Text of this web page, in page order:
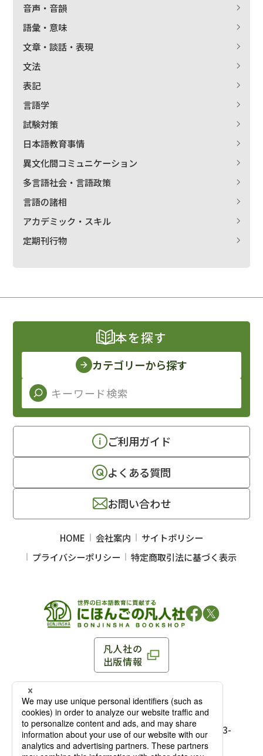
音声・音韻
語彙・意味
文章・談話・表現
文法
表記
言語学
試験対策
日本語教育事情
異文化間コミュニケーション
多言語社会・言語政策
言語の諸相
アカデミック・スキル
定期刊行物
凡人社の
出版情報
〒102-0093 東京都千代田区平河町 1-3-13 8F
TEL：03-3263-3959／FAX：03-3263-3116
麹町店
〒102-0093 東京都千代田区平河町1-3-
13 8F［アクセス］
本を探す
カテゴリーから探す
ご利用ガイド
よくある質問
お問い合わせ
HOME 会社案内
サイトポリシー
プライバシーポリシー
特定商取引法に基づく表示